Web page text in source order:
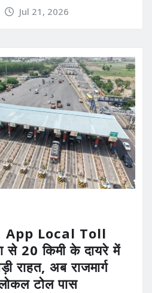
Jul 21, 2026
Local Toll
से 20 किमी के दायरे में
राहत, अब राजमार्ग
टोल पास